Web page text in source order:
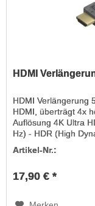
HDMI
HDMI Verlängerung
HDMI, überträgt 4x
Auflösung 4K Ultra
Hz) - HDR (High
(HEC), 3D,...
Artikel-Nr.:
17,90 € *